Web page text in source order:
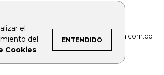
el
del
Cookies.
ENTENDIDO
bolsaencolombia.com
lafm.com.co
alerta.com.co